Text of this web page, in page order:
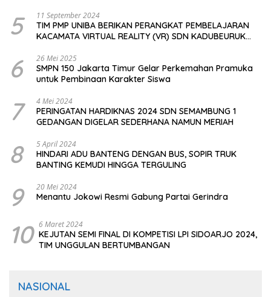
5 11 September 2024
TIM PMP UNIBA BERIKAN PERANGKAT PEMBELAJARAN
KACAMATA VIRTUAL REALITY (VR) SDN KADUBEURUK
6 26 Mei 2025
SMPN 150 Jakarta Timur Gelar Perkemahan Pramuka
untuk Pembinaan Karakter Siswa
7 4 Mei 2024
PERINGATAN HARDIKNAS 2024 SDN SEMAMBUNG 1
GEDANGAN DIGELAR SEDERHANA NAMUN MERIAH
8 5 April 2024
HINDARI ADU BANTENG DENGAN BUS, SOPIR TRUK
BANTING KEMUDI HINGGA TERGULING
9 20 Mei 2024
Menantu Jokowi Resmi Gabung Partai Gerindra
10 6 Maret 2024
KEJUTAN SEMI FINAL DI KOMPETISI LPI SIDOARJO 2024,
TIM UNGGULAN BERTUMBANGAN
NASIONAL